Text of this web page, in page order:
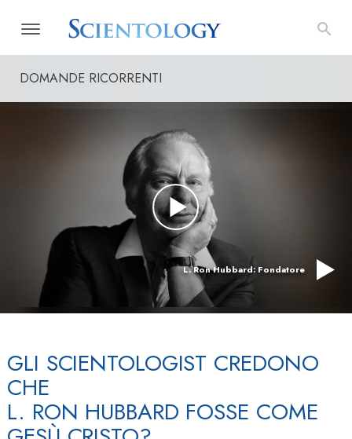
DOMANDE RICORRENTI
L. Ron Hubbard: Fondatore
GLI SCIENTOLOGIST CREDONO
CHE
L. RON HUBBARD FOSSE COME